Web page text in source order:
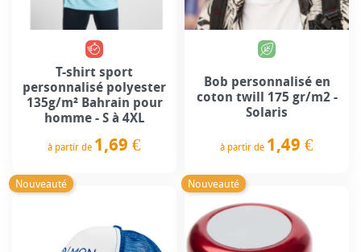
T-shirt sport
personnalisé polyester
135g/m² Bahrain pour
homme - S à 4XL
à partir de 1,69 €
Bob personnalisé en
coton twill 175 gr/m2 -
Solaris
à partir de 1,49 €
Nouveauté Nouveauté